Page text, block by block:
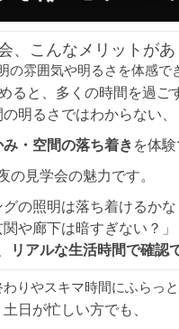
、こんなメリットがあ
の雰囲気や明るさを体感で
ると、多くの時間を過ごす
明るさではわからない、
・空間の落ち着きを体
の見学会の魅力です。
グの照明は落ち着けるかな
関や廊下は暗すぎない？」
リアルな生活時間で確認
りやスキマ時間にふらっ
土日が忙しい方でも、